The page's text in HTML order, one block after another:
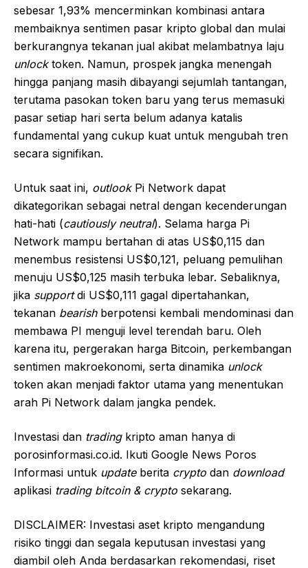
sebesar 1,93% mencerminkan kombinasi antara
membaiknya sentimen pasar kripto global dan mulai
berkurangnya tekanan jual akibat melambatnya laju
unlocktoken. Namun, prospek jangka menengah
hingga panjang masih dibayangi sejumlah tantangan,
terutama pasokan token baru yang terus memasuki
pasar setiap hari serta belum adanya katalis
fundamental yang cukup kuat untuk mengubah tren
secara signifikan.
Untuk saat ini, outlookPi Network dapat
dikategorikan sebagai netral dengan kecenderungan
hati-hati (cautiously neutral). Selama harga Pi
Network mampu bertahan di atas US$0,115 dan
menembus resistensi US$0,121, peluang pemulihan
menuju US$0,125 masih terbuka lebar. Sebaliknya,
jika supportdi US$0,111 gagal dipertahankan,
tekanan bearishberpotensi kembali mendominasi dan
membawa PI menguji level terendah baru. Oleh
karena itu, pergerakan harga Bitcoin, perkembangan
sentimen makroekonomi, serta dinamika unlock
token akan menjadi faktor utama yang menentukan
arah Pi Network dalam jangka pendek.
Investasi dan tradingkripto aman hanya di
porosinformasi.co.id. Ikuti Google News Poros
Informasi untuk updateberita crypto dan download
aplikasi trading bitcoin & crypto sekarang.
DISCLAIMER: Investasi aset kripto mengandung
risiko tinggi dan segala keputusan investasi yang
diambil oleh Anda berdasarkan rekomendasi, riset